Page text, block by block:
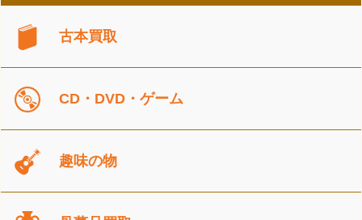
古本買取
CD・DVD・ゲーム
趣味の物